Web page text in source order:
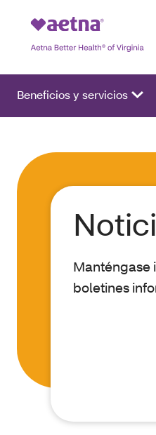
Beneficios y servicios
Manténgase
boletines